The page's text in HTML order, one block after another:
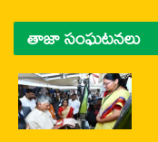
తాజా సంఘటనలు